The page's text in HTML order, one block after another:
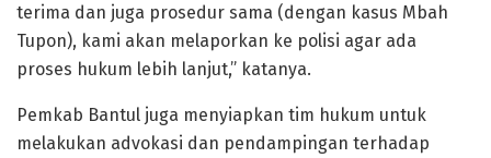
terima dan juga prosedur sama (dengan kasus Mbah
Tupon), kami akan melaporkan ke polisi agar ada
proses hukum lebih lanjut,” katanya.
Pemkab Bantul juga menyiapkan tim hukum untuk
melakukan advokasi dan pendampingan terhadap